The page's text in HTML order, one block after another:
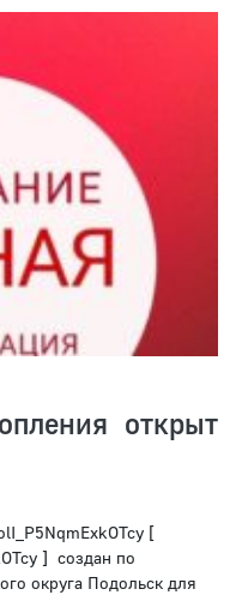
открыт
[
] создан по
округа Подольск для